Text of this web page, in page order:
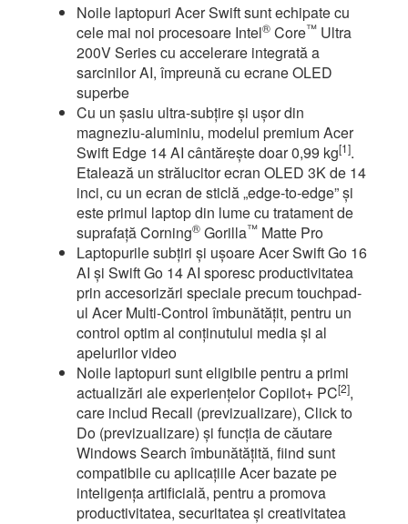
Noile laptopuri Acer Swift sunt echipate cu
cele mai noi procesoare Intel® Core™ Ultra
200V Series cu accelerare integrată a
sarcinilor AI, împreună cu ecrane OLED
superbe
Cu un șasiu ultra-subțire și ușor din
magneziu-aluminiu, modelul premium Acer
Swift Edge 14 AI cântărește doar 0,99 kg[1].
Etalează un strălucitor ecran OLED 3K de 14
inci, cu un ecran de sticlă „edge-to-edge” și
este primul laptop din lume cu tratament de
suprafață Corning® Gorilla™ Matte Pro
Laptopurile subțiri și ușoare Acer Swift Go 16
AI și Swift Go 14 AI sporesc productivitatea
prin accesorizări speciale precum touchpad-
ul Acer Multi-Control îmbunătățit, pentru un
control optim al conținutului media și al
apelurilor video
Noile laptopuri sunt eligibile pentru a primi
actualizări ale experiențelor Copilot+ PC[2],
care includ Recall (previzualizare), Click to
Do (previzualizare) și funcția de căutare
Windows Search îmbunătățită, fiind sunt
compatibile cu aplicațiile Acer bazate pe
inteligența artificială, pentru a promova
productivitatea, securitatea și creativitatea